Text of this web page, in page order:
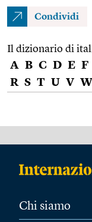
Condividi
Il dizionario di
A B C D E F
R S T U V W
Chi siamo